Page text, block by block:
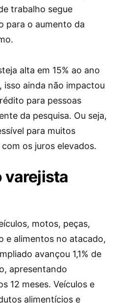
trabalho segue
para o aumento da
alta em 15% ao ano
ainda não impactou
para pessoas
da pesquisa. Ou seja,
para muitos
os juros elevados.
varejista
motos, peças,
e alimentos no atacado,
avançou 1,1% de
apresentando
12 meses. Veículos e
alimentícios e